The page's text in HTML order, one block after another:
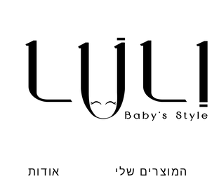
המוצרים שלי אודות